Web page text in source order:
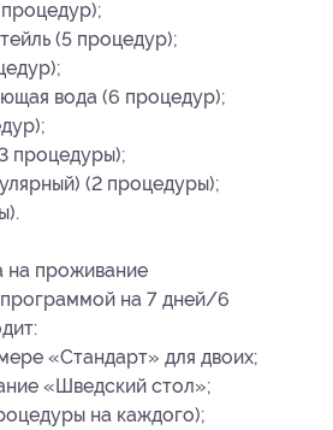
(5 процедур);
вода (6 процедур);
процедуры);
(2 процедуры);
на проживание
на 7 дней/6
«Стандарт» для двоих;
«Шведский стол»;
на каждого);